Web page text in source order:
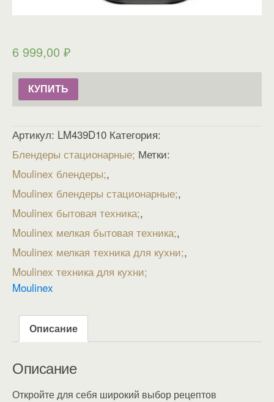
6 999,00 ₽
КУПИТЬ
Артикул: LM439D10 Категория:
Блендеры стационарные Метки:
Moulinex блендеры ,
Moulinex блендеры стационарные ,
Moulinex бытовая техника ,
Moulinex мелкая бытовая техника ,
Moulinex мелкая техника для кухни ,
Moulinex техника для кухни
Moulinex
Описание
Описание
Откройте для себя широкий выбор рецептов